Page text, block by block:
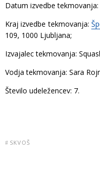
Datum izvedbe tekmovanja:
Kraj izvedbe tekmovanja:
109, 1000 Ljubljana;
Izvajalec tekmovanja:
Vodja tekmovanja: Sara
Število udeležencev: 7.
SKVOŠ